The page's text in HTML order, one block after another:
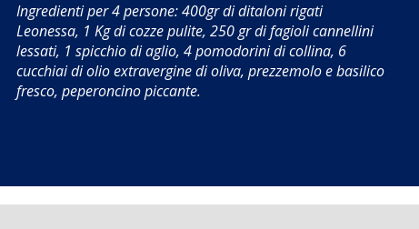
Ingredienti per 4 persone: 400gr di ditaloni rigati
Leonessa, 1 Kg di cozze pulite, 250 gr di fagioli cannellini
lessati, 1 spicchio di aglio, 4 pomodorini di collina, 6
cucchiai di olio extravergine di oliva, prezzemolo e basilico
fresco, peperoncino piccante.